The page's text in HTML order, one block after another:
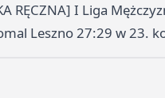
RĘCZNA] I Liga
Leszno 27:29 w 23.